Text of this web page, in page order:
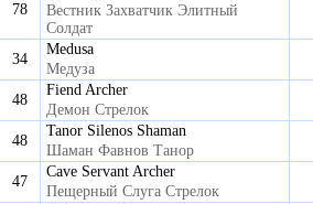
78
Вестник Захватчик Элитный
Солдат
34
Medusa
Медуза
48
Fiend Archer
Демон Стрелок
48
Tanor Silenos Shaman
Шаман Фавнов Танор
47
Cave Servant Archer
Пещерный Слуга Стрелок